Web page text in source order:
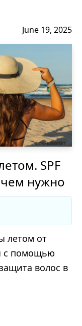
June 19, 2025
SPF
нужно
летом от
с помощью
волос в